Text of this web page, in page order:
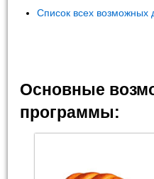
Список всех возможных
Основные
программы: